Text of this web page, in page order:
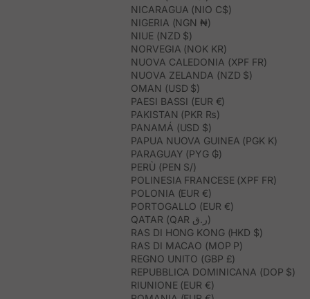
NICARAGUA (NIO C$)
NIGERIA (NGN ₦)
NIUE (NZD $)
NORVEGIA (NOK KR)
NUOVA CALEDONIA (XPF FR)
NUOVA ZELANDA (NZD $)
OMAN (USD $)
PAESI BASSI (EUR €)
PAKISTAN (PKR ₨)
PANAMÁ (USD $)
PAPUA NUOVA GUINEA (PGK K)
PARAGUAY (PYG ₲)
PERÙ (PEN S/)
POLINESIA FRANCESE (XPF FR)
POLONIA (EUR €)
PORTOGALLO (EUR €)
QATAR (QAR ر.ق)
RAS DI HONG KONG (HKD $)
RAS DI MACAO (MOP P)
REGNO UNITO (GBP £)
REPUBBLICA DOMINICANA (DOP $)
RIUNIONE (EUR €)